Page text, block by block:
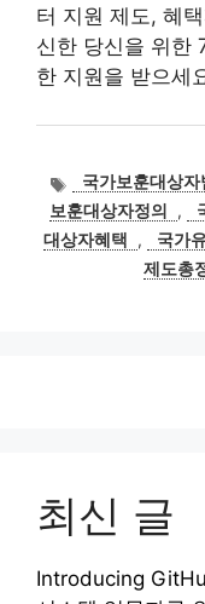
터 지원 제도, 혜
신한 당신을 위한
한 지원을 받으세
태
그
국가보훈대상자
보훈대상자정의
,
대상자혜택
, 국가
제도총
최신 글
Introducing